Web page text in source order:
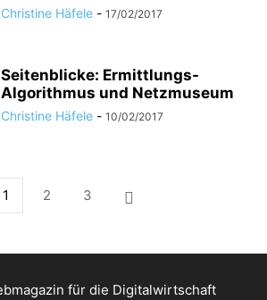
Christine Häfele - 17/02/2017
Seitenblicke: Ermittlungs-
Algorithmus und Netzmuseum
Christine Häfele - 10/02/2017
1 2 3